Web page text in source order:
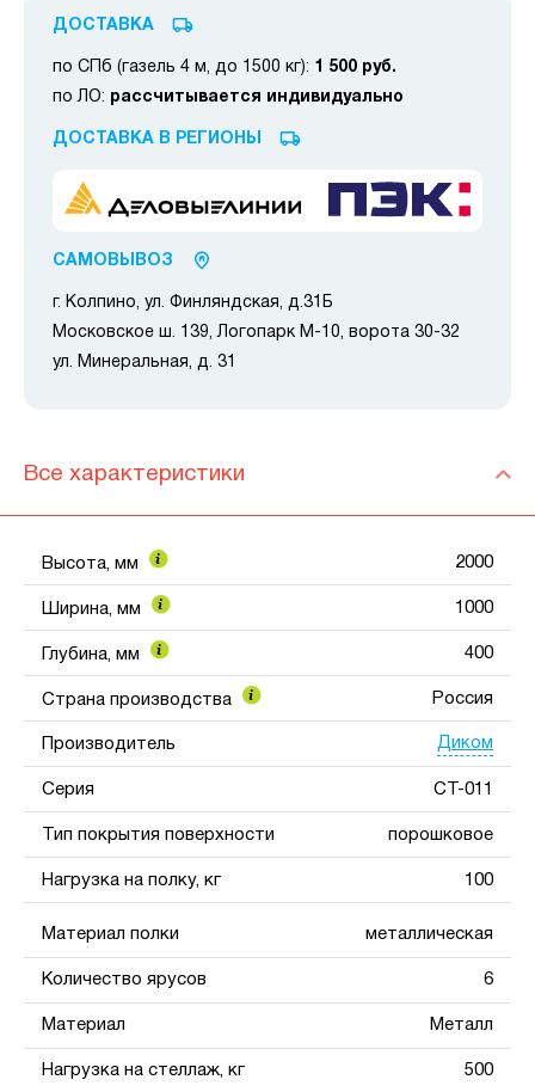
ДОСТАВКА
по СПб (газель 4 м, до 1500 кг): 1 500 руб.
по ЛО: рассчитывается индивидуально
ДОСТАВКА В РЕГИОНЫ
САМОВЫВОЗ
г. Колпино, ул. Финляндская, д.31Б
Московское ш. 139, Логопарк М-10, ворота 30-32
ул. Минеральная, д. 31
Все характеристики
Высота, мм 2000
Ширина, мм 1000
Глубина, мм 400
Страна производства Россия
Производитель Диком
Серия СТ-011
Тип покрытия поверхности порошковое
Нагрузка на полку, кг 100
Материал полки металлическая
Количество ярусов 6
Материал Металл
Нагрузка на стеллаж, кг 500